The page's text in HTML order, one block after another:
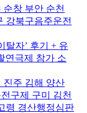
순창 부안 순천
강북구음주운전
탈자’ 후기 + 유
연극제 참가 소
진주 김해 양산
구제 구미 김천
령 경산행정심판